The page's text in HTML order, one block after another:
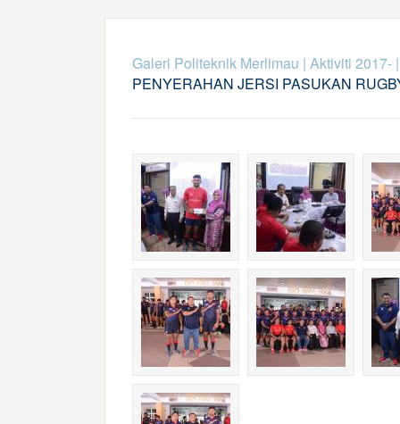
Galeri Politeknik Merlimau | Aktiviti 2017-
PENYERAHAN JERSI PASUKAN